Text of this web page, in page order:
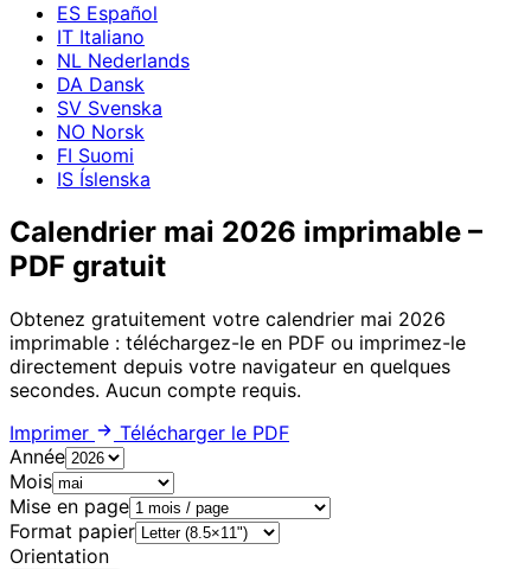
ES Español
IT Italiano
NL Nederlands
DA Dansk
SV Svenska
NO Norsk
FI Suomi
IS Íslenska
Calendrier mai 2026 imprimable –
PDF gratuit
Obtenez gratuitement votre calendrier mai 2026
imprimable : téléchargez-le en PDF ou imprimez-le
directement depuis votre navigateur en quelques
secondes. Aucun compte requis.
Imprimer
Télécharger le PDF
Année
Mois
Mise en page
Format papier
Orientation